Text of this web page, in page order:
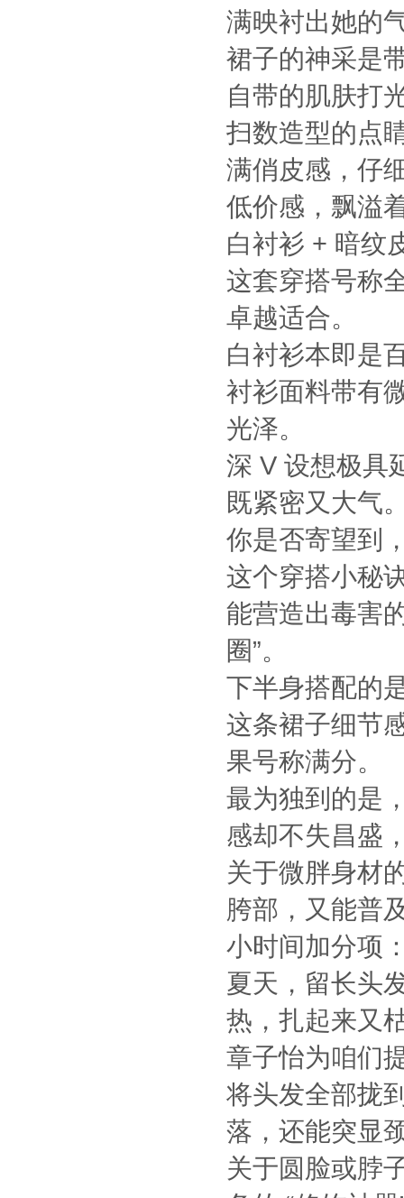
满映衬出她的
裙子的神采是
自带的肌肤打
扫数造型的点
满俏皮感，仔
低价感，飘溢
白衬衫 + 暗纹
这套穿搭号称
卓越适合。
白衬衫本即是
衬衫面料带有
光泽。
深 V 设想极具
既紧密又大气
你是否寄望到
这个穿搭小秘
能营造出毒害
圈”。
下半身搭配的
这条裙子细节
果号称满分。
最为独到的是
感却不失昌盛
关于微胖身材
胯部，又能普
小时间加分项
夏天，留长头
热，扎起来又
章子怡为咱们
将头发全部拢
落，还能突显
关于圆脸或脖